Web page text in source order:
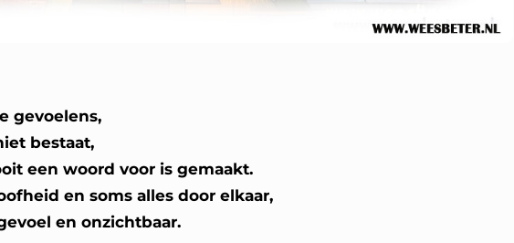
gevoelens,
bestaat,
een woord voor is gemaakt.
en soms alles door elkaar,
en onzichtbaar.